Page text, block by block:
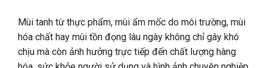
Mùi tanh từ thực phẩm, mùi ẩm mốc do môi trường, mùi
hóa chất hay mùi tồn đọng lâu ngày không chỉ gây khó
chịu mà còn ảnh hưởng trực tiếp đến chất lượng hàng